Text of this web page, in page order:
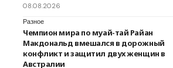
08.08.2026
Разное
Чемпион мира по муай-тай Райан
Макдональд вмешался в дорожный
конфликт и защитил двух женщин в
Австралии